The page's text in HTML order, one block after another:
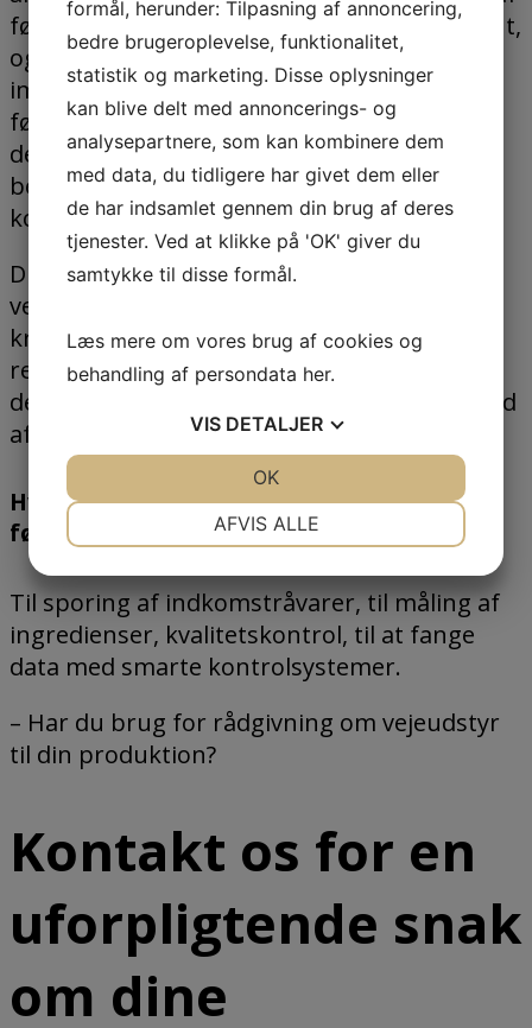
fødevarer til konsum, og hvor det er relevant,
også forarbejdning af dyrefoder. For at
imødekomme efterspørgslen efter sikre
fødevarer af høj kvalitet skal alle overflader,
der kommer i kontakt med produktet,
beskyttes for at forhindre f.eks.
kontaminering.
Du kan stole på, at Jesma leverer nøjagtige
vejeløsninger af høj kvalitet, der opfylder
kravene til hygiejniske standarder og
reducerer risikoen for at skabe produkter,
der ikke opfylder specifikationerne, på grund
af fejl i vejeprocessen.
Hvor bruger du vejning i
fødevareforarbejdning?
Til sporing af indkomstråvarer, til måling af
ingredienser, kvalitetskontrol, til at fange
data med smarte kontrolsystemer.
– Har du brug for rådgivning om vejeudstyr
til din produktion?
Kontakt os for en
uforpligtende snak
om dine
formål, herunder: Tilpasning af annoncering,
bedre brugeroplevelse, funktionalitet,
statistik og marketing. Disse oplysninger
kan blive delt med annoncerings- og
analysepartnere, som kan kombinere dem
med data, du tidligere har givet dem eller
de har indsamlet gennem din brug af deres
tjenester. Ved at klikke på 'OK' giver du
samtykke til disse formål.
Læs mere om vores brug af cookies og
behandling af persondata her.
VIS DETALJER
MARKETING STATISTIK
AFVIS ALLE
OK